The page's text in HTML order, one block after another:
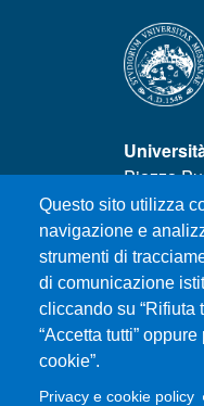
Questo sito utilizza
navigazione e
strumenti di
di comunicazione
cliccando su “Rifiuta
“Accetta tutti”
cookie”.
Privacy e cookie policy
Piazza
Cod.
P.IVA
MENÙ